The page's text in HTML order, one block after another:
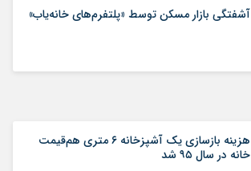
آشفتگی بازار مسکن توسط «پلتفرم‌های خانه‌یاب»
هزینه بازسازی یک آشپزخانه ۶ متری هم‌قیمت
خانه در سال ۹۵ شد